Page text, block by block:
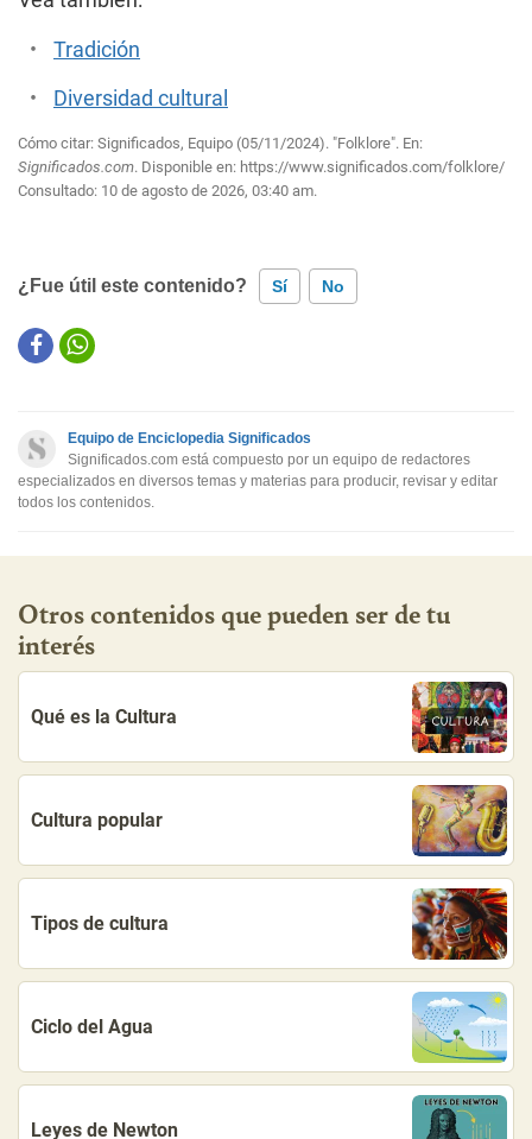
Tradición
Diversidad cultural
Cómo citar: Significados, Equipo (05/11/2024). "Folklore". En:
Significados.com. Disponible en: https://www.significados.com/folklore/
Consultado: 10 de agosto de 2026, 03:40 am.
¿Fue útil este contenido? Sí No
Este contenido contiene información incorrecta
Otro
Equipo de Enciclopedia Significados
Significados.com está compuesto por un equipo de redactores
especializados en diversos temas y materias para producir, revisar y editar
todos los contenidos.
Otros contenidos que pueden ser de tu
interés
Qué es la Cultura
Cultura popular
Tipos de cultura
Ciclo del Agua
Leyes de Newton